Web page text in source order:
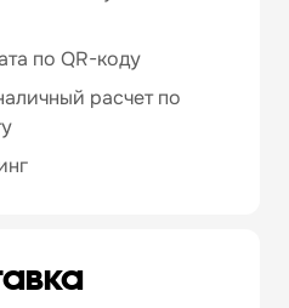
по QR-коду
расчет по